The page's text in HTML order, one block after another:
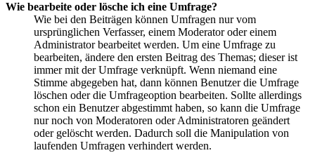
Wie bearbeite oder lösche ich eine Umfrage?
Wie bei den Beiträgen können Umfragen nur vom
ursprünglichen Verfasser, einem Moderator oder einem
Administrator bearbeitet werden. Um eine Umfrage zu
bearbeiten, ändere den ersten Beitrag des Themas; dieser ist
immer mit der Umfrage verknüpft. Wenn niemand eine
Stimme abgegeben hat, dann können Benutzer die Umfrage
löschen oder die Umfrageoption bearbeiten. Sollte allerdings
schon ein Benutzer abgestimmt haben, so kann die Umfrage
nur noch von Moderatoren oder Administratoren geändert
oder gelöscht werden. Dadurch soll die Manipulation von
laufenden Umfragen verhindert werden.